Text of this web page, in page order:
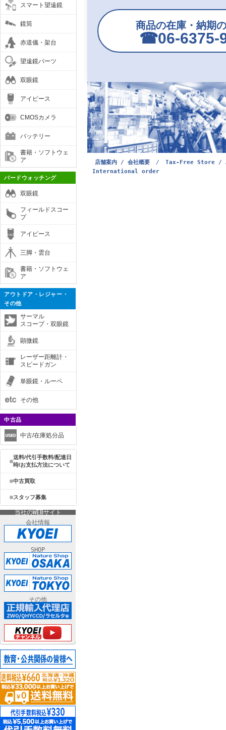
スマート望遠鏡
鏡筒
赤道儀・架台
望遠鏡パーツ
双眼鏡
アイピース
CMOSカメラ
バッテリー
書籍・ソフトウェ
ア
バードウォッチング
双眼鏡
フィールドスコー
プ
アイピース
三脚・雲台
書籍・ソフトウェ
ア
アウトドア・レジャー・
その他
サーマル
スコープ・双眼鏡
顕微鏡
レーザー距離計・
スピードガン
単眼鏡・ルーペ
その他
中古品
中古/在庫処分品
送料/代引手数料/配達日
時/お支払方法について
中古買取
スタッフ募集
当社のWEBサイト
会社情報
SHOP
その他
商品の在庫・納期
☎︎06-6375-
店舗案内 / 会社概要 /
Tax-Free Store /
International order